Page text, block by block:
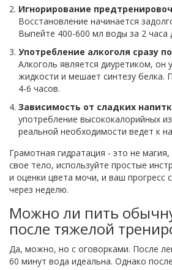
Игнорирование
Восстановление начинается
Выпейте 400-600 мл воды за 2 часа
Употребление алкоголя сразу
Алкоголь является диуретиком, он
жидкости и мешает синтезу
4-6 часов.
Зависимость от сладких
употребление высококалорийных
реальной необходимости ведет к
Грамотная гидратация - это не
свое тело, используйте простые
и оценки цвета мочи, и ваш прогресс
через неделю.
Можно ли пить
после тяжелой
Да, можно, но с оговорками. После
60 минут вода идеальна. Однако